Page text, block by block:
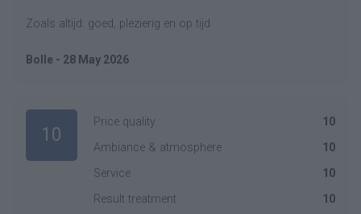
Zoals altijd: goed, plezierig en op tijd
Bolle - 28 May 2026
10
Price quality
10
Ambiance & atmosphere
10
Service
10
Result treatment
10